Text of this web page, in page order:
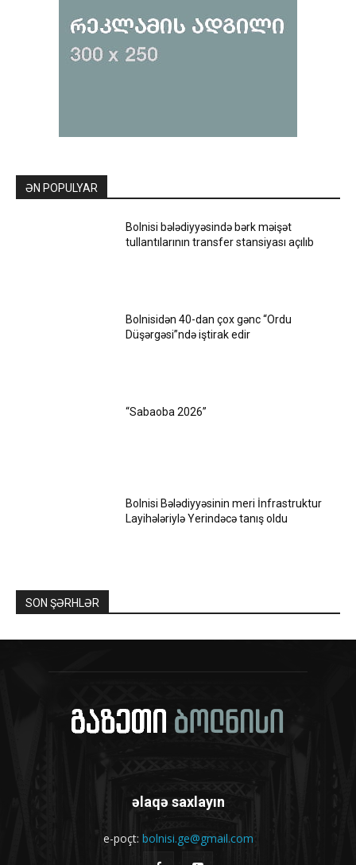
ƏN POPULYAR
Bolnisi bələdiyyəsində bərk məişət
tullantılarının transfer stansiyası açılıb
Bolnisidən 40-dan çox gənc “Ordu
Düşərgəsi”ndə iştirak edir
“Sabaoba 2026”
Bolnisi Bələdiyyəsinin meri İnfrastruktur
Layihələriylə Yerindəcə tanış oldu
SON ŞƏRHLƏR
əlaqə saxlayın
e-poçt: bolnisi.ge@gmail.com